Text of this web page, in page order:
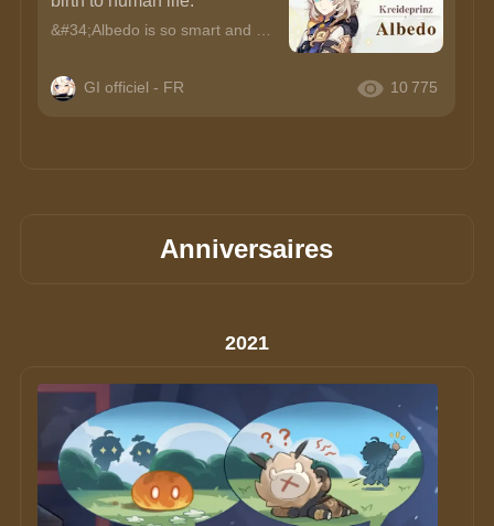
&#34;Albedo is so smart and gentle. He&#39;s super nice to me too! He always plays with the weirdest things, so I love following him around~!&#34; —KleeAlbedoKreideprinzChief Alchemist of the Knights
GI officiel - FR 10 775
Anniversaires
2021